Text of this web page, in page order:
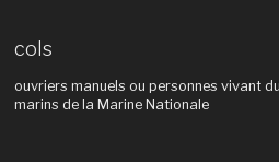
cols
ouvriers manuels ou personnes vivant
marins de la Marine Nationale